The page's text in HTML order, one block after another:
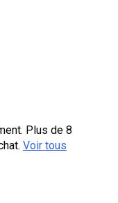
Plus de 8
Voir tous